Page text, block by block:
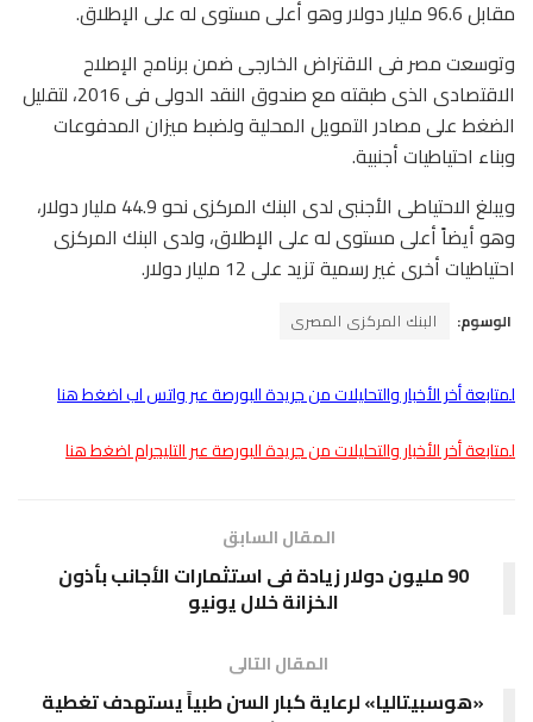
مقابل 96.6 مليار دولار وهو أعلى مستوى له على الإطلاق.
وتوسعت مصر فى الاقتراض الخارجى ضمن برنامج الإصلاح
الاقتصادى الذى طبقته مع صندوق النقد الدولى فى 2016، لتقليل
الضغط على مصادر التمويل المحلية ولضبط ميزان المدفوعات
وبناء احتياطيات أجنبية.
ويبلغ الاحتياطى الأجنبى لدى البنك المركزى نحو 44.9 مليار دولار،
وهو أيضاً أعلى مستوى له على الإطلاق، ولدى البنك المركزى
احتياطيات أخرى غير رسمية تزيد على 12 مليار دولار.
الوسوم: البنك المركزى المصرى
لمتابعة أخر الأخبار والتحليلات من جريدة البورصة عبر واتس اب اضغط هنا
لمتابعة أخر الأخبار والتحليلات من جريدة البورصة عبر التليجرام اضغط هنا
المقال السابق
90 مليون دولار زيادة فى استثمارات الأجانب بأذون
الخزانة خلال يونيو
المقال التالى
«هوسبيتاليا» لرعاية كبار السن طبياً يستهدف تغطية